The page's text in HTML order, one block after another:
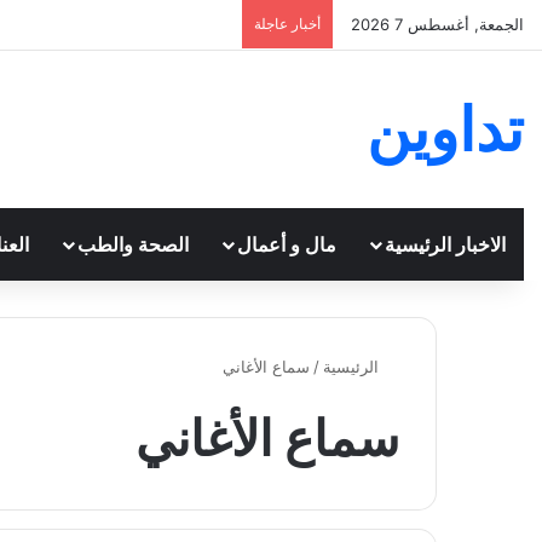
الجمعة, أغسطس 7 2026 أخبار عاجلة
تداوين
الاخبار الرئيسية مال و أعمال الصحة والطب
الرئيسية / سماع الأغاني
سماع الأغاني